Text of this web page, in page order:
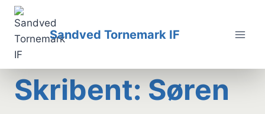
Fortsæt
indhold
Sandved Tornemark IF
Skribent: Søren